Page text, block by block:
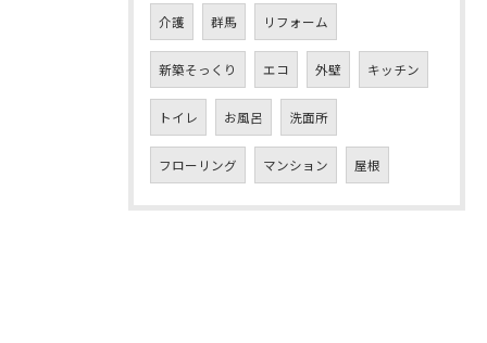
介護 群馬 リフォーム
新築そっくり エコ 外壁 キッチン
トイレ お風呂 洗面所
フローリング マンション 屋根